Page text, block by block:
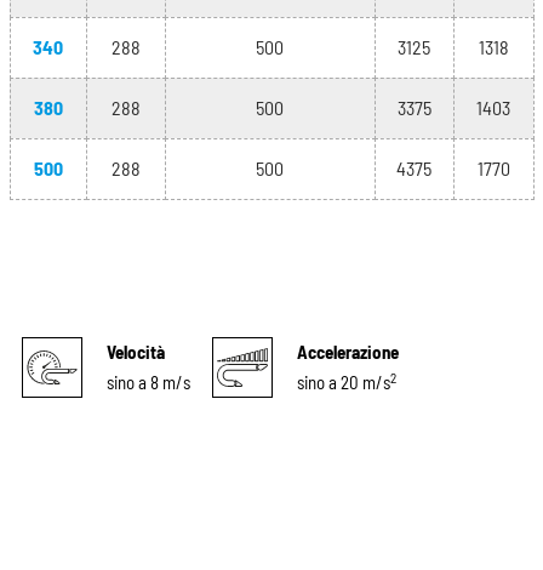
340 288 500 3125 1318
380 288 500 3375 1403
500 288 500 4375 1770
Velocità
sino a 8 m/s
Accelerazione
sino a 20 m/s2